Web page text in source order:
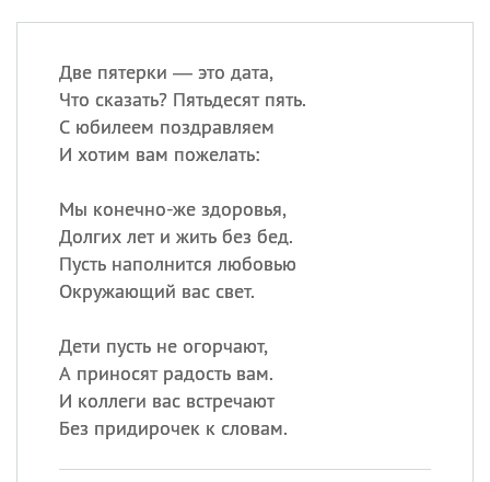
Две пятерки — это дата,
Что сказать? Пятьдесят пять.
С юбилеем поздравляем
И хотим вам пожелать:
Мы конечно-же здоровья,
Долгих лет и жить без бед.
Пусть наполнится любовью
Окружающий вас свет.
Дети пусть не огорчают,
А приносят радость вам.
И коллеги вас встречают
Без придирочек к словам.